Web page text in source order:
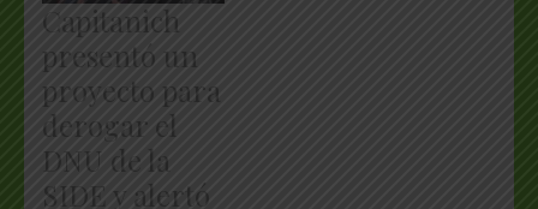
Capitanich
presentó un
proyecto para
derogar el
DNU de la
SIDE y alertó